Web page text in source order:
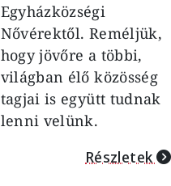
Egyházközségi
Nővérektől. Reméljük,
hogy jövőre a többi,
világban élő közösség
tagjai is együtt tudnak
lenni velünk.
Részletek